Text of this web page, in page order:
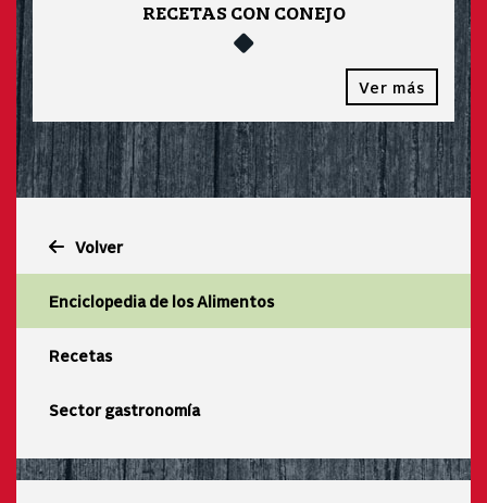
RECETAS CON CONEJO
Ver más
Volver
Enciclopedia de los Alimentos
Recetas
Sector gastronomía